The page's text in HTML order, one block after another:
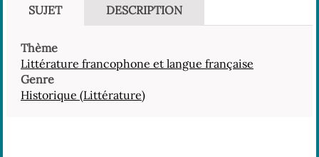
SUJET DESCRIPTION
Thème
Littérature francophone et langue française
Genre
Historique (Littérature)